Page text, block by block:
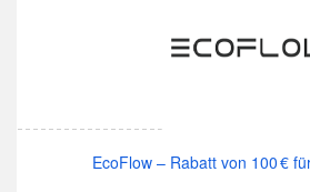
EcoFlow – Rabatt von 100 €